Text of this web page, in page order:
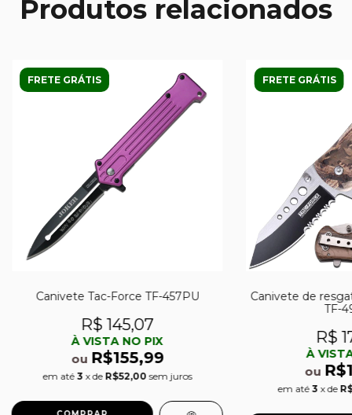
Produtos relacionados
FRETE GRÁTIS
Canivete Tac-Force TF-457PU
R$ 145,07
À VISTA NO PIX
ou R$155,99
em até 3 x de R$52,00 sem juros
FRETE GRÁTIS
Canivete de
TF-
R$
À
ou
em até 3 x de